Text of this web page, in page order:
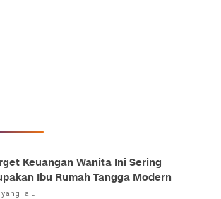
Keuangan Wanita Ini Sering
Ibu Rumah Tangga Modern
yang lalu